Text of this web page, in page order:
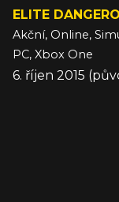
ELITE
Akční, Online,
PC, Xbox One
6. říjen 2015